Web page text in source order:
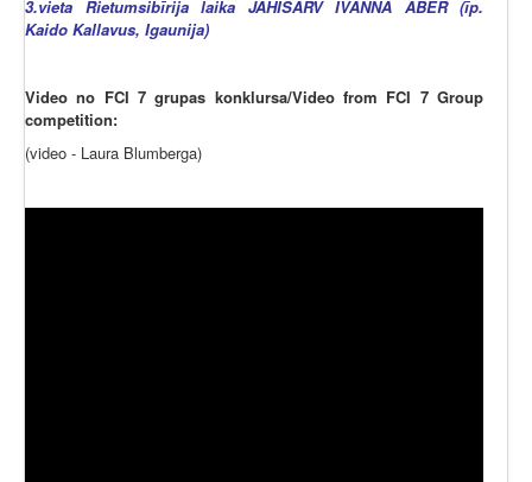
3.vieta Rietumsibīrija laika JAHISARV IVANNA ABER (īp.
Kaido Kallavus, Igaunija)
Video no FCI 7 grupas konklursa/Video from FCI 7 Group
competition:
(video - Laura Blumberga)